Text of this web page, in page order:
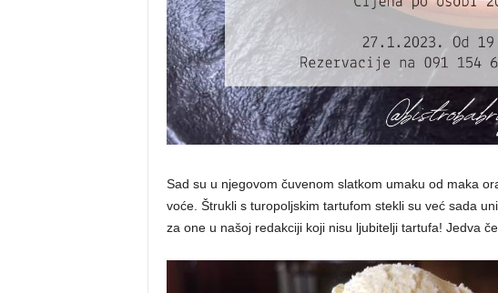
Sad su u njegovom čuvenom slatkom umaku od maka
voće. Štrukli s turopoljskim tartufom stekli su već sada
za one u našoj redakciji koji nisu ljubitelji tartufa! Jedva